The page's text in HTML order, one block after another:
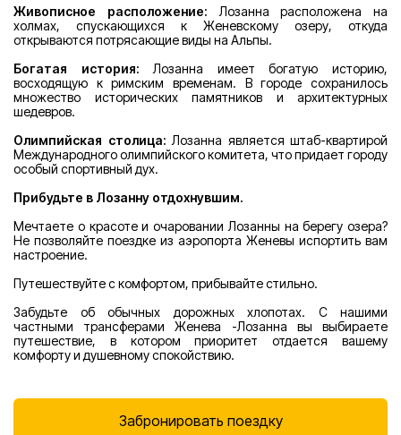
Живописное расположение: Лозанна расположена на
холмах, спускающихся к Женевскому озеру, откуда
открываются потрясающие виды на Альпы.
Богатая история: Лозанна имеет богатую историю,
восходящую к римским временам. В городе сохранилось
множество исторических памятников и архитектурных
шедевров.
Олимпийская столица: Лозанна является штаб-квартирой
Международного олимпийского комитета, что придает городу
особый спортивный дух.
Прибудьте в Лозанну отдохнувшим.
Мечтаете о красоте и очаровании Лозанны на берегу озера?
Не позволяйте поездке из аэропорта Женевы испортить вам
настроение.
Путешествуйте с комфортом, прибывайте стильно.
Забудьте об обычных дорожных хлопотах. С нашими
частными трансферами Женева -Лозанна вы выбираете
путешествие, в котором приоритет отдается вашему
комфорту и душевному спокойствию.
Забронировать поездку